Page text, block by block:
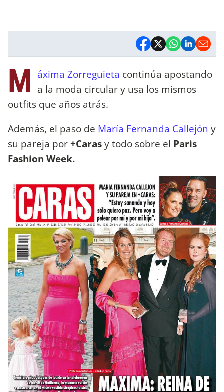
M áxima Zorreguieta continúa apostando
a la moda circular y usa los mismos
outfits que años atrás.
Además, el paso de María Fernanda Callejón y
su pareja por+Carasy todo sobre el Paris
Fashion Week.